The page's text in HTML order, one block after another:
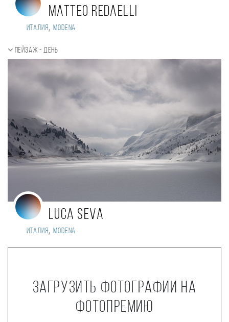
Matteo Redaelli
Италия, Modena
Пейзаж - день
Luca Seva
Италия, Modena
Загрузить фотографии на
фотопремию